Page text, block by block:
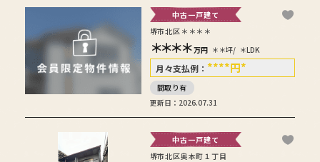
中古一戸建て
堺市北区＊＊＊＊
＊＊＊＊ 万円 ＊＊坪/ ＊LDK
月々支払例： ****円*
間取り有
更新日：2026.07.31
中古一戸建て
堺市北区奥本町１丁目